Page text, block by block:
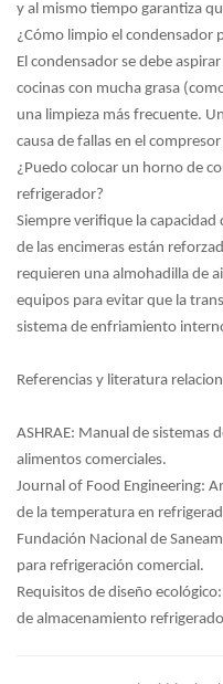
y al mismo tiempo garantiza
¿Cómo limpio el condensador
El condensador se debe
cocinas con mucha grasa
una limpieza más frecuente.
causa de fallas en el
¿Puedo colocar un horno de
refrigerador?
Siempre verifique la capacidad
de las encimeras están
requieren una almohadilla de
equipos para evitar que la
sistema de enfriamiento
Referencias y literatura
ASHRAE: Manual de sistemas
alimentos comerciales.
Journal of Food Engineering:
de la temperatura en
Fundación Nacional de
para refrigeración comercial.
Requisitos de diseño
de almacenamiento